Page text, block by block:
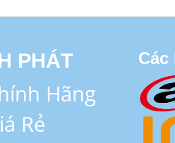
PHÁT
Hãng
Rẻ
Các